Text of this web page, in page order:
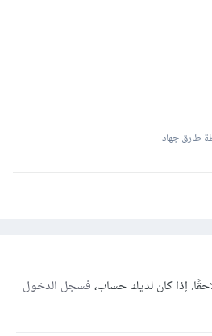
طارق جهاد
إذا كان لديك حساب،فسجل الدخول